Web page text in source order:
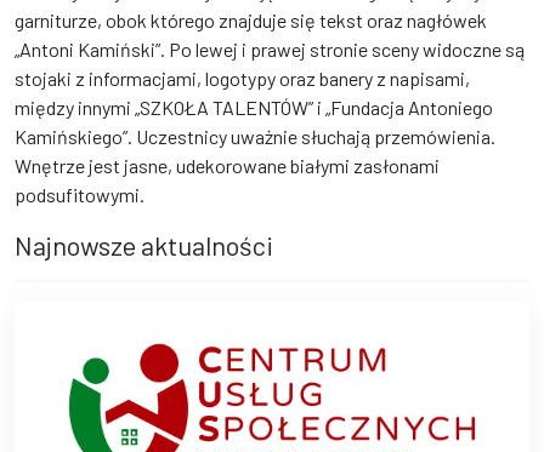
garniturze, obok którego znajduje się tekst oraz nagłówek
„Antoni Kamiński”. Po lewej i prawej stronie sceny widoczne są
stojaki z informacjami, logotypy oraz banery z napisami,
między innymi „SZKOŁA TALENTÓW” i „Fundacja Antoniego
Kamińskiego”. Uczestnicy uważnie słuchają przemówienia.
Wnętrze jest jasne, udekorowane białymi zasłonami
podsufitowymi.
Najnowsze aktualności